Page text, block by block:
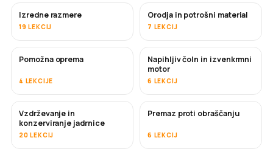
Izredne razmere
19 LEKCIJ
Orodja in potrošni material
7 LEKCIJ
Pomožna oprema
4 LEKCIJE
Napihljiv čoln in izvenkrmni
motor
6 LEKCIJ
Vzdrževanje in
konzerviranje jadrnice
20 LEKCIJ
KMALU
Premaz proti obraščanju
6 LEKCIJ